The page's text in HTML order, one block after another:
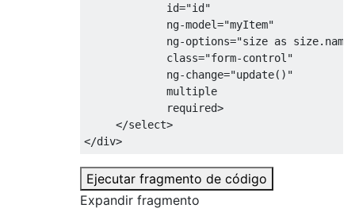
id="id"
ng-model="myItem"
ng-options="size as
class="form-control"
ng-change="update()"
multiple
required>
</select>
</div>
Ejecutar fragmento de código
Expandir fragmento